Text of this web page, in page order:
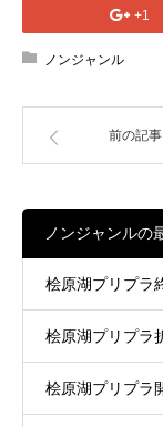
+1
ノンジャンル
前の記事
ノンジャンルの
桧原湖プリプラ
桧原湖プリプラ
桧原湖プリプラ